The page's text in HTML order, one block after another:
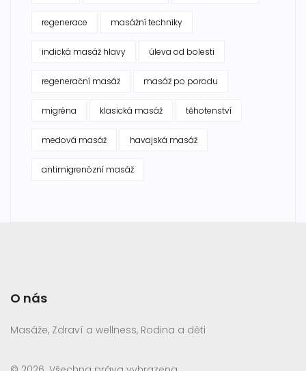
regenerace masážní techniky
indická masáž hlavy úleva od bolesti
regenerační masáž masáž po porodu
migréna klasická masáž těhotenství
medová masáž havajská masáž
antimigrenózní masáž
O nás
Masáže, Zdraví a wellness, Rodina a děti